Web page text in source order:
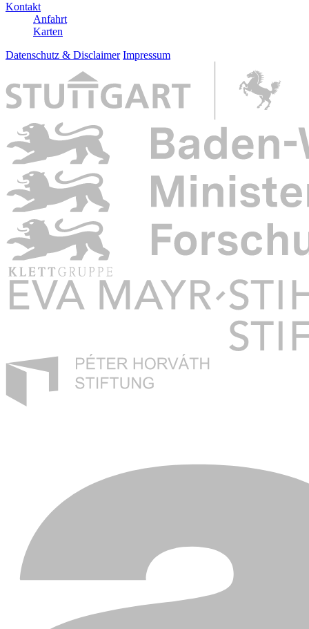
Kontakt
Anfahrt
Karten
Datenschutz & Disclaimer Impressum